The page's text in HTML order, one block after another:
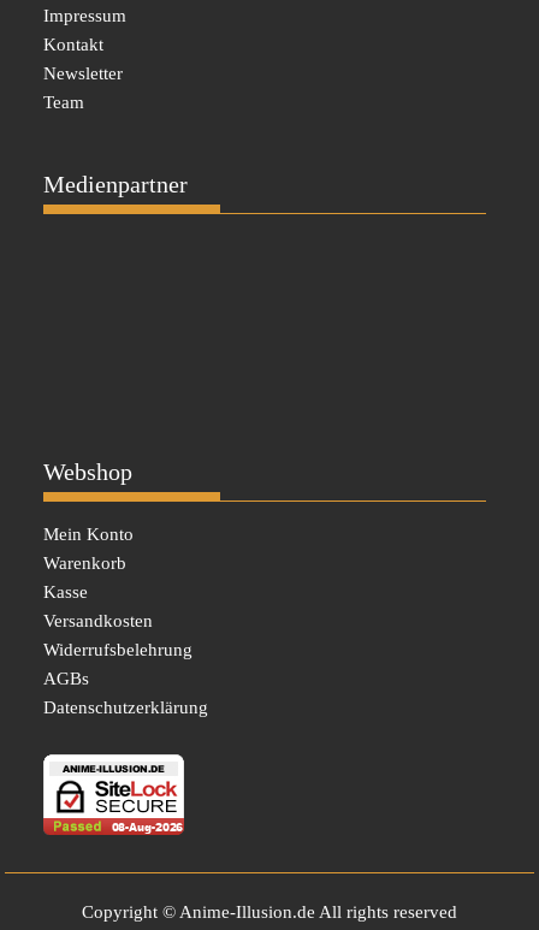
Impressum
Kontakt
Newsletter
Team
Medienpartner
Webshop
Mein Konto
Warenkorb
Kasse
Versandkosten
Widerrufsbelehrung
AGBs
Datenschutzerklärung
Copyright © Anime-Illusion.de All rights reserved